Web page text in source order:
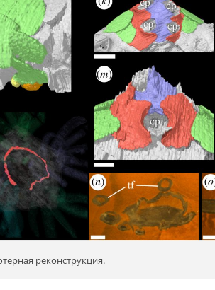
реконструкция.